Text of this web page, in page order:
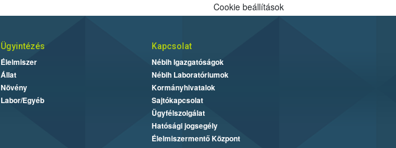
Cookie beállítások
Ügyintézés
Élelmiszer
Állat
Növény
Labor/Egyéb
Kapcsolat
Nébih Igazgatóságok
Nébih Laboratóriumok
Kormányhivatalok
Sajtókapcsolat
Ügyfélszolgálat
Hatósági jogsegély
Élelmiszermentő Központ